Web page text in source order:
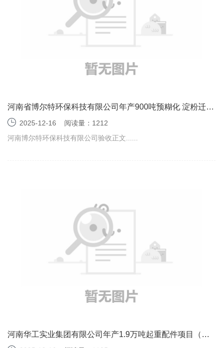
河南省博尔特环保科技有限公司年产900吨预糊化 淀粉迁建
项目竣工环境保护验收监测报告表
2025-12-16
阅读量：1212
河南博尔特环保科技有限公司验收正文......
河南华工实业集团有限公司年产1.9万吨起重配件项目（一